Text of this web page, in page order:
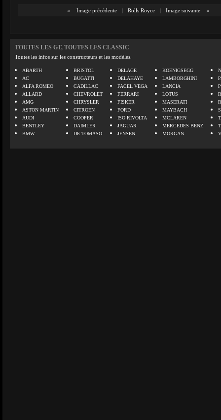
« Image précédente | Rolls Royce | Image suivante »
TOUTES LES GT, TOUTES LES CLASSIC
Toutes les infos sur les constructeurs et les modèles.
ABARTH
AC
ALFA ROMEO
ALLARD
AMG
ASTON MARTIN
AUDI
BENTLEY
BMW
BRISTOL
BUGATTI
CADILLAC
CHEVROLET
CHRYSLER
CITROEN
COOPER
DAIMLER
DE TOMASO
DELAGE
DELAHAYE
FACEL VEGA
FERRARI
FISKER
FORD
ISO RIVOLTA
JAGUAR
JENSEN
KOENIGSEGG
LAMBORGHINI
LANCIA
LOTUS
MASERATI
MAYBACH
MCLAREN
MERCEDES BENZ
MORGAN